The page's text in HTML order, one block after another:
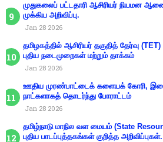
முதுகலைப் பட்டதாரி ஆசிரியர் நியமன
முக்கிய அறிவிப்பு.
Jan 28 2026
தமிழகத்தில் ஆசிரியர் தகுதித் தேர்வு
புதிய நடைமுறைகள் மற்றும் தாக்கம்
Jan 28 2026
ஊதிய முரண்பாட்டைக் களையக் கோரி,
நாட்களாகத் தொடர்ந்து போராட்டம்
Jan 28 2026
தமிழ்நாடு மாநில வள மையம் (State
புதிய பாடப்புத்தகங்கள் குறித்த அறிவிப்புகள்.